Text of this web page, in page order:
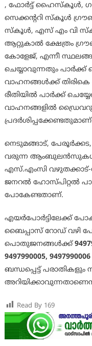
, ഫോർട്ട് ഹൈസ്കൂൾ,
സെക്കന്ററി സ്കൂൾ
സ്കൂൾ, എസ് എം വി
ആറ്റുകാൽ ക്ഷേത്രം
കോളേജ്, എന്നീ
ചെയ്യാവുന്നതും പാർക്ക്
വാഹനങ്ങൾക്ക്
രീതിയിൽ പാർക്ക്
വാഹനങ്ങളിൽ
നെടുമങ്ങാട്,
വരുന്ന ആംബുലൻസുകൾ
എസ്.എംസി
ജനറൽ ഹോസ്പിറ്റൽ
പോകേണ്ടതാണ്.
എയർപോർട്ടിലേക്ക്
ബൈപ്പാസ് റോഡ് വഴി
പൊതുജനങ്ങൾക്ക്
9497990005, 9497990006
ബന്ധപ്പെട്ട് പരാതികളും
Read By 169